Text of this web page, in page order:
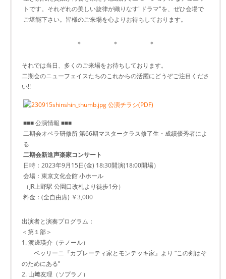
トです。それぞれの美しい旋律が織りなす"ドラマ"を、ぜひ会場で
ご堪能下さい。皆様のご来場を心よりお待ちしております。
＊ ＊ ＊
それでは当日、多くのご来場をお待ちしております。
二期会のニューフェイスたちのこれからの活躍にどうぞご注目くださ
い!!
公演チラシ(PDF)
■■■ 公演情報 ■■■
二期会オペラ研修所 第66期マスタークラス修了生・成績優秀者によ
る
二期会新進声楽家コンサート
日時：2023年9月15日(金) 18:30開演(18:00開場）
会場：東京文化会館 小ホール
（JR上野駅 公園口改札より徒歩1分）
料金：(全自由席) ￥3,000
出演者と演奏プログラム：
＜第１部＞
1. 渡邊瑛介（テノール）
ベッリーニ『カプレーティ家とモンテッキ家』より “この剣はそ
のためにある”
2. 山﨑友理（ソプラノ）